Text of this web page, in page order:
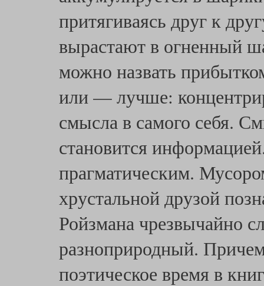
притягиваясь друг к
вырастают в огненный
можно назвать
или — лучше:
смысла в самого себя.
становится
прагматическим.
хрустальной друзой
Ройзмана чрезвычайно
разноприродный.
поэтическое время в